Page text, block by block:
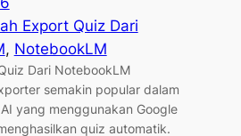
Export Quiz Dari
, NotebookLM
Dari NotebookLM
semakin popular dalam
yang menggunakan Google
quiz automatik.